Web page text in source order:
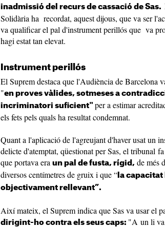
inadmissió del recurs de cassació de Sas.
Solidària ha recordat, aquest dijous, que va ser
va qualificar el pal d'instrument perillós que va
hagi estat tan elevat.
Instrument perillós
El Suprem destaca que l'Audiència de Barcelona
"en proves vàlides, sotmeses a
incriminatori suficient" per a estimar
els fets pels quals ha resultat condemnat.
Quant a l'aplicació de l'agreujant d'haver usat un
delicte d'atemptat, qüestionat per Sas, el tribunal
que portava era un pal de fusta, rígid, de més
diversos centímetres de gruix i que “ la
objectivament rellevant”.
Així mateix, el Suprem indica que Sas va usar el
dirigint-ho contra els seus caps: "A un li va